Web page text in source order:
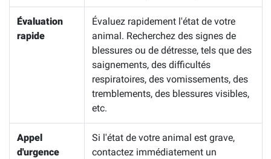
Évaluation
rapide
Évaluez rapidement l'état de votre
animal. Recherchez des signes de
blessures ou de détresse, tels que des
saignements, des difficultés
respiratoires, des vomissements, des
tremblements, des blessures visibles,
etc.
Appel
d'urgence
Si l'état de votre animal est grave,
contactez immédiatement un